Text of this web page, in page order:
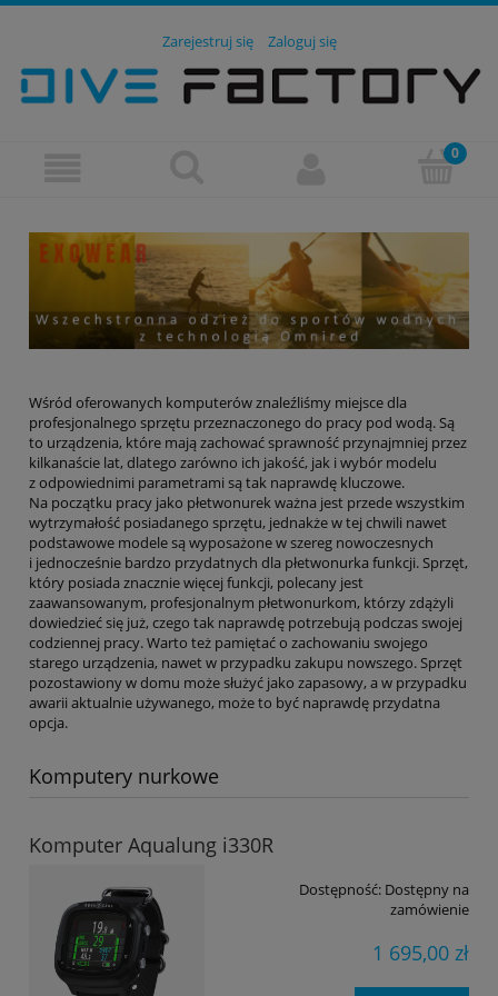
Zarejestruj się Zaloguj się
Wśród oferowanych komputerów znaleźliśmy miejsce dla
profesjonalnego sprzętu przeznaczonego do pracy pod wodą. Są
to urządzenia, które mają zachować sprawność przynajmniej przez
kilkanaście lat, dlatego zarówno ich jakość, jak i wybór modelu
z odpowiednimi parametrami są tak naprawdę kluczowe.
Na początku pracy jako płetwonurek ważna jest przede wszystkim
wytrzymałość posiadanego sprzętu, jednakże w tej chwili nawet
podstawowe modele są wyposażone w szereg nowoczesnych
i jednocześnie bardzo przydatnych dla płetwonurka funkcji. Sprzęt,
który posiada znacznie więcej funkcji, polecany jest
zaawansowanym, profesjonalnym płetwonurkom, którzy zdążyli
dowiedzieć się już, czego tak naprawdę potrzebują podczas swojej
codziennej pracy. Warto też pamiętać o zachowaniu swojego
starego urządzenia, nawet w przypadku zakupu nowszego. Sprzęt
pozostawiony w domu może służyć jako zapasowy, a w przypadku
awarii aktualnie używanego, może to być naprawdę przydatna
opcja.
Komputery nurkowe
Komputer Aqualung i330R
Dostępność: Dostępny na
zamówienie
1 695,00 zł